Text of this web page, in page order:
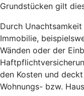
Grundstücken gilt
Durch
Immobilie,
Wänden oder der
den Kosten und
Wohnungs- bzw.